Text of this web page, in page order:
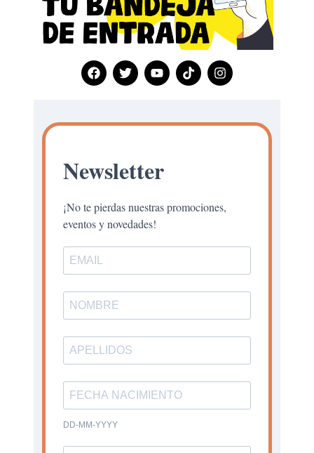
Newsletter
¡No te pierdas nuestras promociones,
eventos y novedades!
DD-MM-YYYY